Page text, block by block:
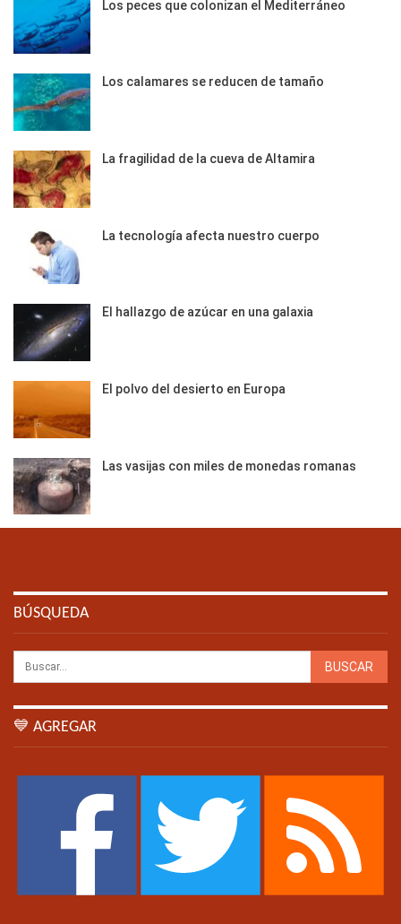
Los peces que colonizan el Mediterráneo
Los calamares se reducen de tamaño
La fragilidad de la cueva de Altamira
La tecnología afecta nuestro cuerpo
El hallazgo de azúcar en una galaxia
El polvo del desierto en Europa
Las vasijas con miles de monedas romanas
BÚSQUEDA
💙 AGREGAR